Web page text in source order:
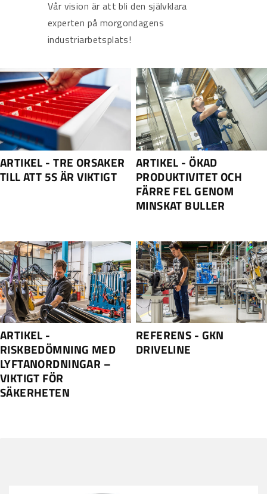
Vår vision är att bli den självklara
experten på morgondagens
industriarbetsplats!
ARTIKEL - TRE ORSAKER
TILL ATT 5S ÄR VIKTIGT
ARTIKEL - ÖKAD
PRODUKTIVITET OCH
FÄRRE FEL GENOM
MINSKAT BULLER
ARTIKEL -
RISKBEDÖMNING MED
LYFTANORDNINGAR –
VIKTIGT FÖR
SÄKERHETEN
REFERENS - GKN
DRIVELINE